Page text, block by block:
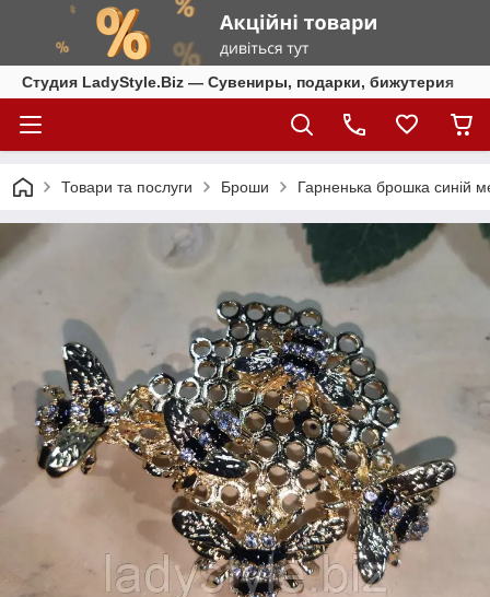
Студия LadyStyle.Biz — Сувениры, подарки, бижутерия
Товари та послуги Броши Гарненька брошка синій